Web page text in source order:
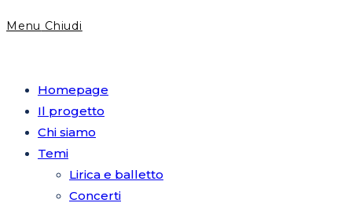
Menu Chiudi
Homepage
Il progetto
Chi siamo
Temi
Lirica e balletto
Concerti